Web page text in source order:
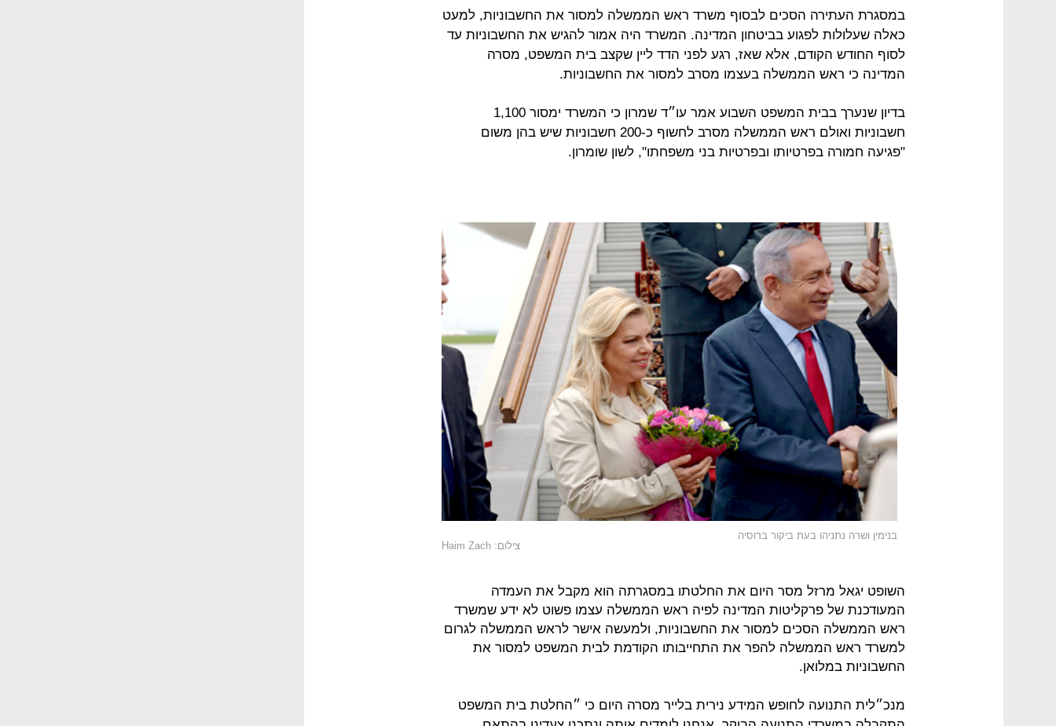
במסגרת העתירה הסכים לבסוף משרד ראש הממשלה למסור את החשבוניות, למעט
כאלה שעלולות לפגוע בביטחון המדינה. המשרד היה אמור להגיש את החשבוניות עד
לסוף החודש הקודם, אלא שאז, רגע לפני הדד ליין שקצב בית המשפט, מסרה
המדינה כי ראש הממשלה בעצמו מסרב למסור את החשבוניות.
בדיון שנערך בבית המשפט השבוע אמר עו״ד שמרון כי המשרד ימסור 1,100
חשבוניות ואולם ראש הממשלה מסרב לחשוף כ-200 חשבוניות שיש בהן משום
"פגיעה חמורה בפרטיותו ובפרטיות בני משפחתו", לשון שומרון.
בנימין ושרה נתניהו בעת ביקור ברוסיה
צילום: Haim Zach
השופט יגאל מרזל מסר היום את החלטתו במסגרתה הוא מקבל את העמדה
המעודכנת של פרקליטות המדינה לפיה ראש הממשלה עצמו פשוט לא ידע שמשרד
ראש הממשלה הסכים למסור את החשבוניות, ולמעשה אישר לראש הממשלה לגרום
למשרד ראש הממשלה להפר את התחייבותו הקודמת לבית המשפט למסור את
החשבוניות במלואן.
מנכ״לית התנועה לחופש המידע נירית בלייר מסרה היום כי ״החלטת בית המשפט